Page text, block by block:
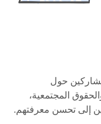
حول
المجتمعية،
إلى تحسن معرفتهم.